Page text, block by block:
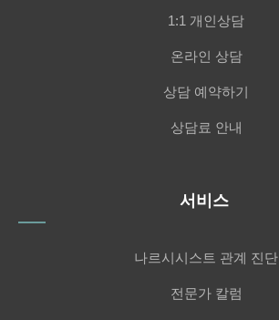
1:1 개인상담
온라인 상담
상담 예약하기
상담료 안내
서비스
나르시시스트 관계 진단
전문가 칼럼